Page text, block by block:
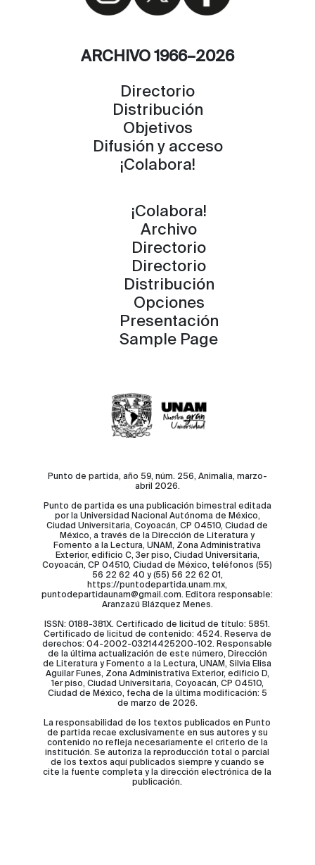
ARCHIVO 1966–2026
Directorio
Distribución
Objetivos
Difusión y acceso
¡Colabora!
¡Colabora!
Archivo
Directorio
Directorio
Distribución
Opciones
Presentación
Sample Page
Punto de partida, año 59, núm. 256, Animalia, marzo-
abril 2026.
Punto de partida es una publicación bimestral editada
por la Universidad Nacional Autónoma de México,
Ciudad Universitaria, Coyoacán, CP 04510, Ciudad de
México, a través de la Dirección de Literatura y
Fomento a la Lectura, UNAM, Zona Administrativa
Exterior, edificio C, 3er piso, Ciudad Universitaria,
Coyoacán, CP 04510, Ciudad de México, teléfonos (55)
56 22 62 40 y (55) 56 22 62 01,
https://puntodepartida.unam.mx,
puntodepartidaunam@gmail.com. Editora responsable:
Aranzazú Blázquez Menes.
ISSN: 0188-381X. Certificado de licitud de título: 5851.
Certificado de licitud de contenido: 4524. Reserva de
derechos: 04-2002-03214425200-102. Responsable
de la última actualización de este número, Dirección
de Literatura y Fomento a la Lectura, UNAM, Silvia Elisa
Aguilar Funes, Zona Administrativa Exterior, edificio D,
1er piso, Ciudad Universitaria, Coyoacán, CP 04510,
Ciudad de México, fecha de la última modificación: 5
de marzo de 2026.
La responsabilidad de los textos publicados en Punto
de partida recae exclusivamente en sus autores y su
contenido no refleja necesariamente el criterio de la
institución. Se autoriza la reproducción total o parcial
de los textos aquí publicados siempre y cuando se
cite la fuente completa y la dirección electrónica de la
publicación.